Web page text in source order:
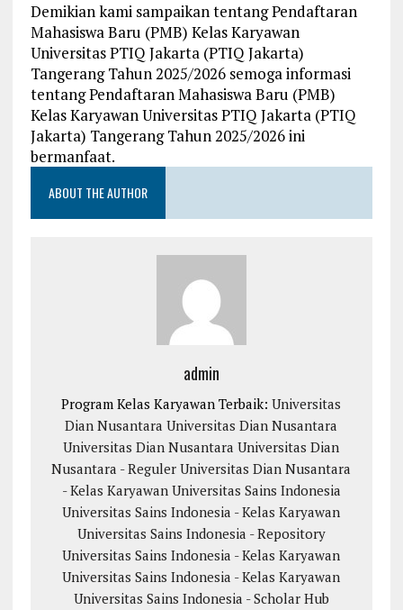
Demikian kami sampaikan tentang Pendaftaran
Mahasiswa Baru (PMB) Kelas Karyawan
Universitas PTIQ Jakarta (PTIQ Jakarta)
Tangerang Tahun 2025/2026 semoga informasi
tentang Pendaftaran Mahasiswa Baru (PMB)
Kelas Karyawan Universitas PTIQ Jakarta (PTIQ
Jakarta) Tangerang Tahun 2025/2026 ini
bermanfaat.
ABOUT THE AUTHOR
admin
Program Kelas Karyawan Terbaik:Universitas
Dian Nusantara Universitas Dian Nusantara
Universitas Dian Nusantara Universitas Dian
Nusantara - Reguler Universitas Dian Nusantara
- Kelas Karyawan Universitas Sains Indonesia
Universitas Sains Indonesia - Kelas Karyawan
Universitas Sains Indonesia - Repository
Universitas Sains Indonesia - Kelas Karyawan
Universitas Sains Indonesia - Kelas Karyawan
Universitas Sains Indonesia - Scholar Hub